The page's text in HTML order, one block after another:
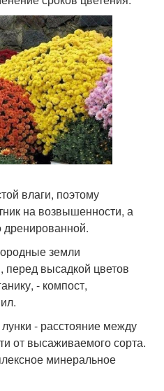
влаги, поэтому
на возвышенности, а
земли
высадкой цветов
- компост,
- расстояние между
от высаживаемого сорта.
минеральное